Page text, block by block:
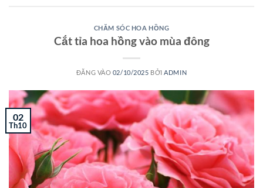
CHĂM SÓC HOA HỒNG
Cắt tỉa hoa hồng vào mùa đông
ĐĂNG VÀO 02/10/2025 BỞIADMIN
02
Th10